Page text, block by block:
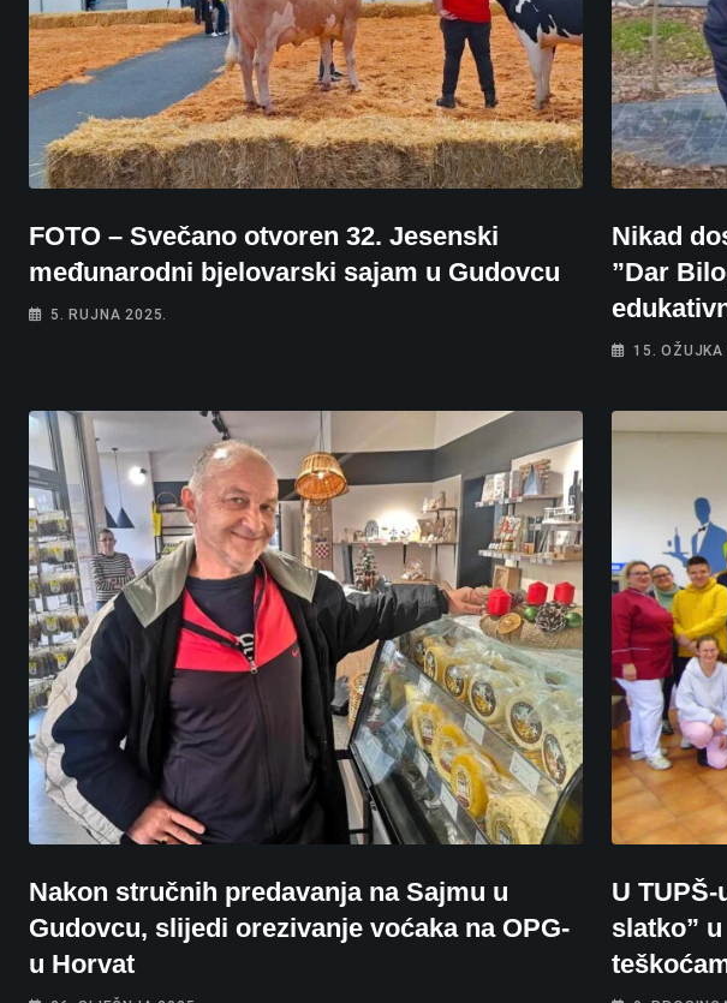
FOTO – Svečano otvoren 32. Jesenski
međunarodni bjelovarski sajam u Gudovcu
5. RUJNA 2025.
Nikad
”Dar
15. OŽUJKA
Nakon stručnih predavanja na Sajmu u
Gudovcu, slijedi orezivanje voćaka na OPG-
u Horvat
U
slatko”